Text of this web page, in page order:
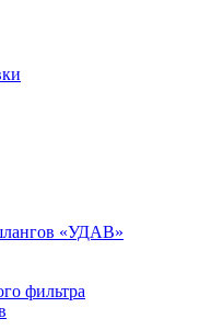
«УДАВ»
фильтра